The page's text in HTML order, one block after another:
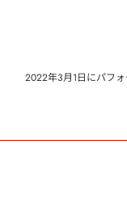
2022年3月1日にパフ